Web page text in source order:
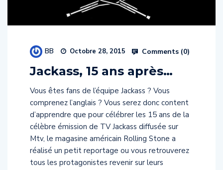
Jackass, 15 ans après…
Vous êtes fans de l’équipe Jackass ? Vous
comprenez l’anglais ? Vous serez donc content
d’apprendre que pour célébrer les 15 ans de la
célèbre émission de TV Jackass diffusée sur
Mtv, le magasine américain Rolling Stone a
réalisé un petit reportage ou vous retrouverez
tous les protagonistes revenir sur leurs
meilleurs souvenirs du show. […]